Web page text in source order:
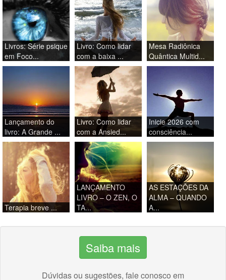
Livros: Série psique
em Foco...
Livro: Como lidar
com a baixa ...
Mesa Radiônica
Quântica Multid...
Lançamento do
livro: A Grande ...
Livro: Como lidar
com a Ansied...
Inicie 2026 com
consciência...
Terapia breve ...
LANÇAMENTO
LIVRO – O ZEN, O
TA...
AS ESTAÇÕES DA
ALMA – QUANDO
A...
Saiba mais
Dúvidas ou sugestões, fale conosco em